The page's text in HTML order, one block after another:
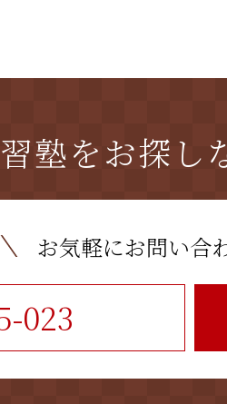
塾をお探し
お気軽にお問い合
023